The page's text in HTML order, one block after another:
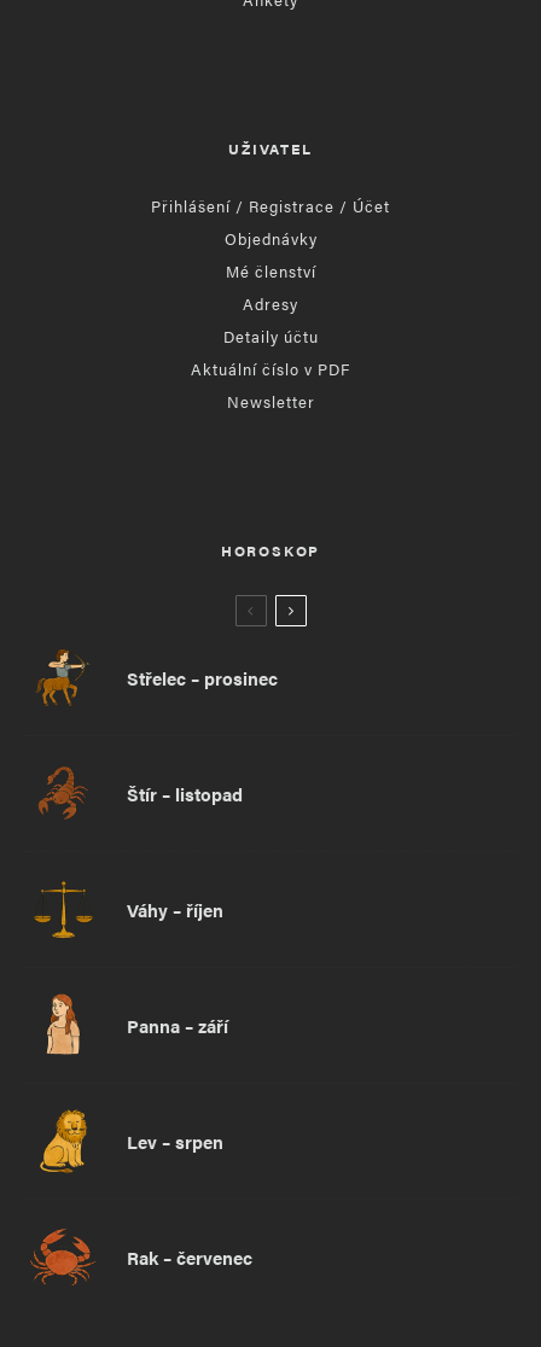
UŽIVATEL
Přihlášení / Registrace / Účet
Objednávky
Mé členství
Adresy
Detaily účtu
Aktuální číslo v PDF
Newsletter
HOROSKOP
Střelec – prosinec
Štír – listopad
Váhy – říjen
Panna – září
Lev – srpen
Rak – červenec